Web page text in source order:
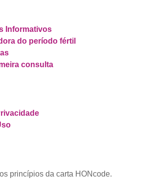
Informativos
do período fértil
consulta
princípios da carta HONcode.